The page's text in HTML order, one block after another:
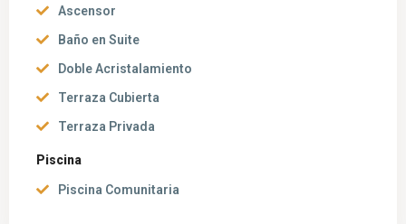
Ascensor
Baño en Suite
Doble Acristalamiento
Terraza Cubierta
Terraza Privada
Piscina
Piscina Comunitaria